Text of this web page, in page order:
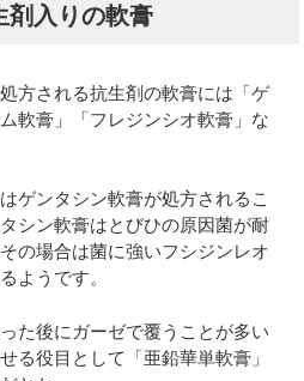
剤入りの軟膏
方される抗生剤の軟膏には「ゲ
軟膏」「フレジンシオ軟膏」な
ゲンタシン軟膏が処方されるこ
シン軟膏はとびひの原因菌が耐
の場合は菌に強いフシジンレオ
ようです。
た後にガーゼで覆うことが多い
る役目として「亜鉛華単軟膏」